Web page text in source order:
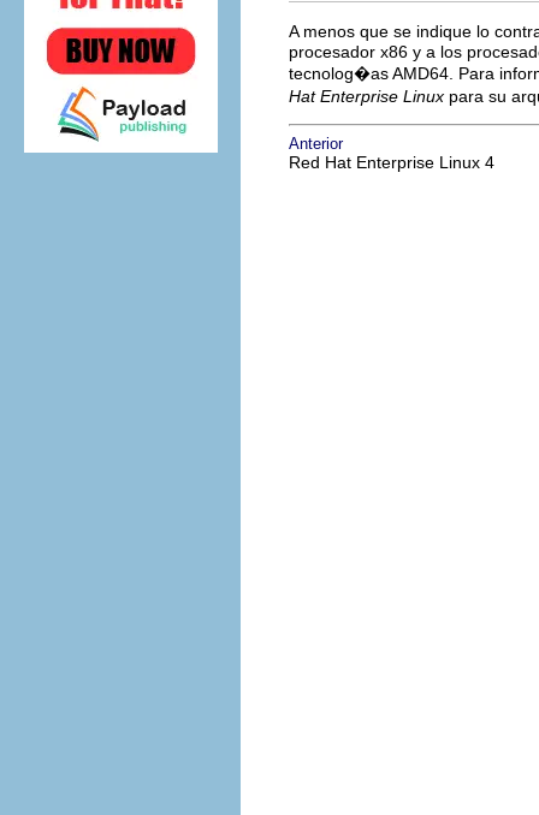
A menos que se indique lo
procesador x86 y a los
tecnolog�as AMD64. Para
Hat Enterprise Linux para su
Anterior
Red Hat Enterprise Linux 4